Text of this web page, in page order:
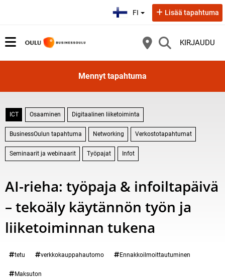
FI Lisää tapahtuma
KIRJAUDU
Mennyt tapahtuma
ICT Osaaminen Digitaalinen liiketoiminta
BusinessOulun tapahtuma Networking Verkostotapahtumat
Seminaarit ja webinaarit Työpajat Infot
AI-rieha: työpaja & infoiltapäivä
– tekoäly käytännön työn ja
liiketoiminnan tukena
Tervetuloa mukaan inspiroivaan AI-riehaan, jossa pureudutaan
tetu verkkokauppahautomo Kategoria:
Ennakkoilmoittautuminen
Maksuton